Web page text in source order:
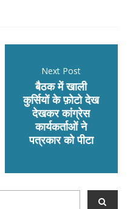
Next Post
बैठक में खाली
कुर्सियों के फ़ोटो देख
देखकर कांंग्रेस
कार्यकर्ताओं ने
पत्रकार को पीटा